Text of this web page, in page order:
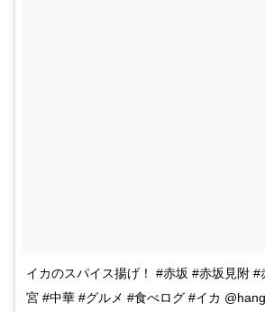
イカのスパイス揚げ！ #赤坂 #赤坂見附
宮 #中華 #グルメ #食べログ #イカ